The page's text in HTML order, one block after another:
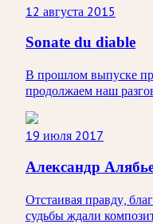
12 августа 2015
Sonate du diable
В прошлом выпуске
продолжаем наш
19 июля 2017
Александр
Отстаивая правду,
судьбы ждали